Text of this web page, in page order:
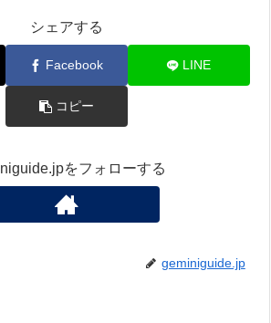
シェアする
Facebook LINE
コピー
をフォローする
geminiguide.jp